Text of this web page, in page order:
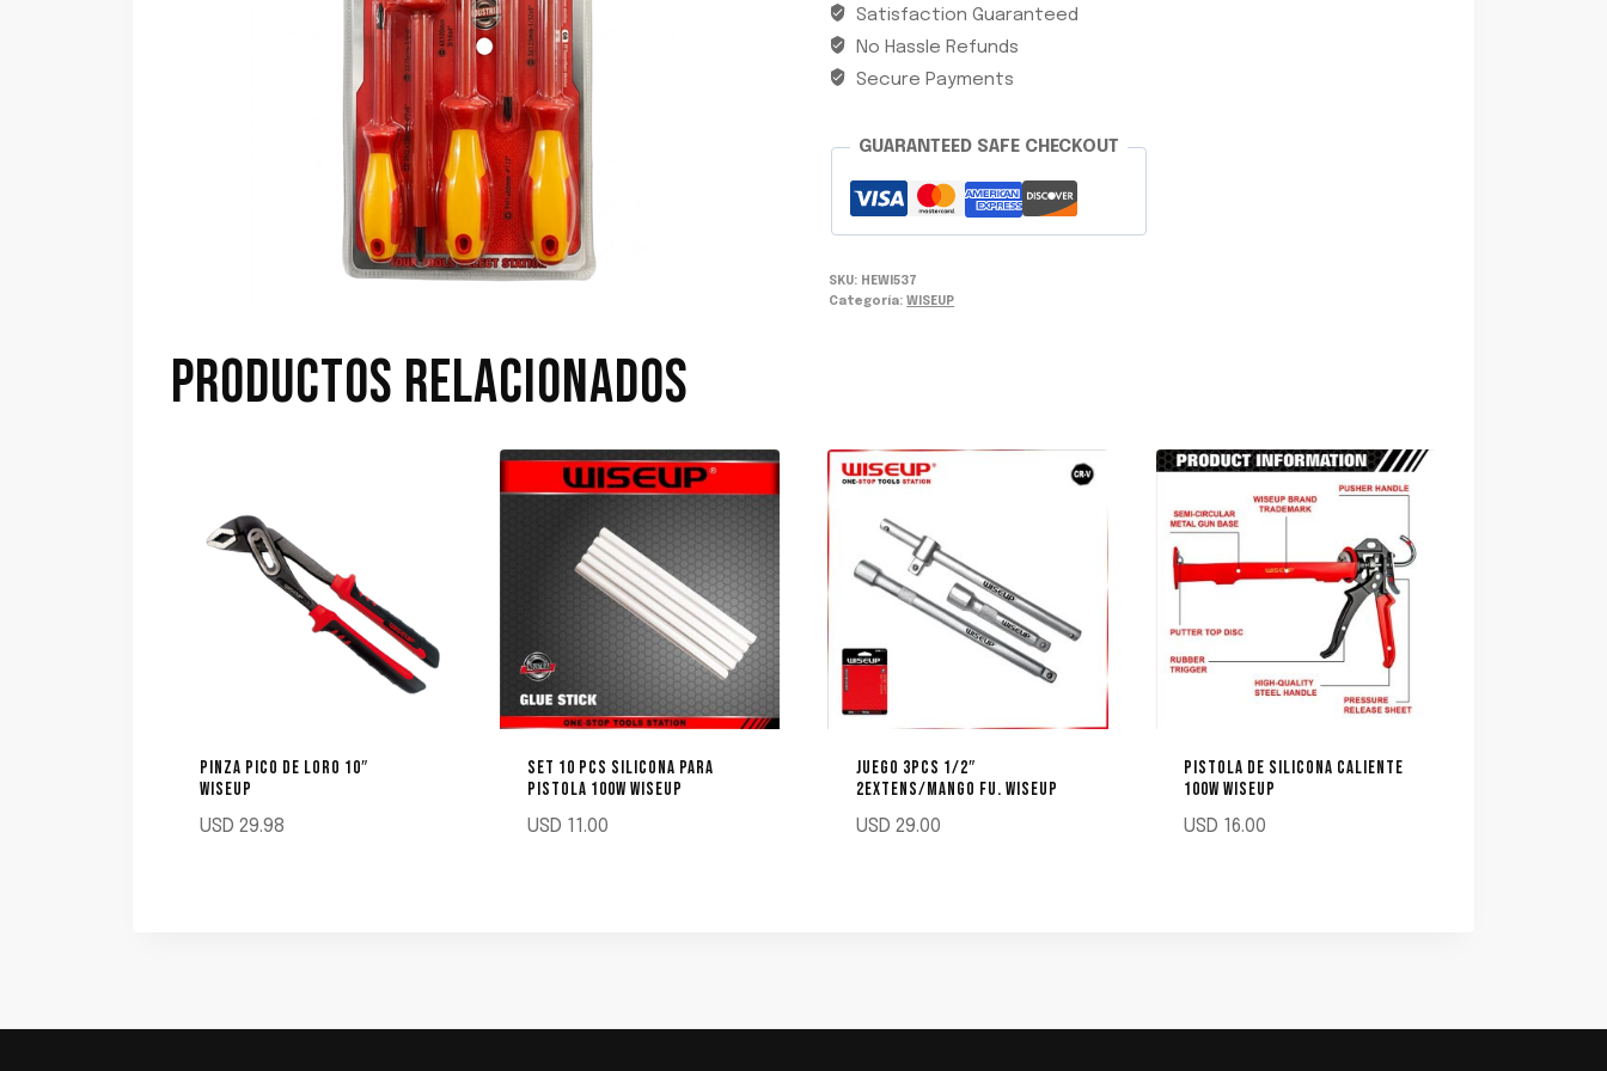
AISLADOS
WISEUP
cantidad
Satisfaction Guaranteed
No Hassle Refunds
Secure Payments
GUARANTEED SAFE CHECKOUT
SKU: HEWI537
Categoría:WISEUP
PRODUCTOS RELACIONADOS
PINZA PICO DE LORO 10″
WISEUP
USD 29.98
SET 10 PCS SILICONA PARA
PISTOLA 100W WISEUP
USD 11.00
JUEGO 3PCS 1/2″
2EXTENS/MANGO FU. WISEUP
USD 29.00
PISTOLA DE SILICONA CALIENTE
100W WISEUP
USD 16.00